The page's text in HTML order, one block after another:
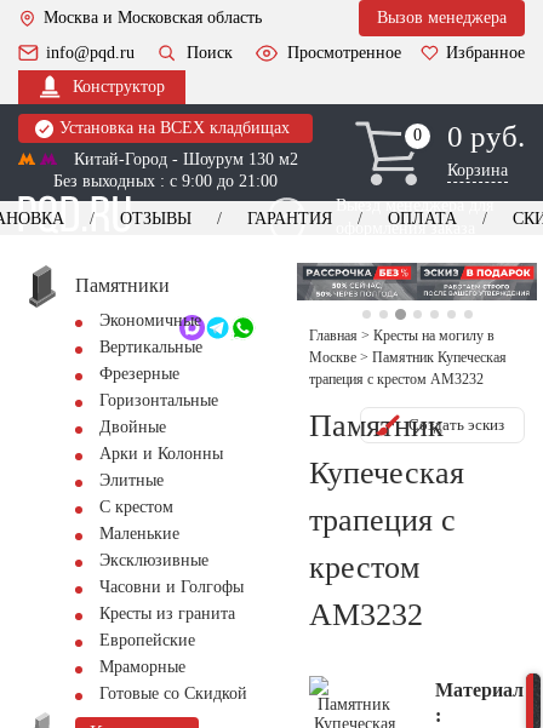
Москва и Московская область
Вызов менеджера
info@pqd.ru
Поиск Просмотренное
Избранное
Конструктор
Установка на ВСЕХ кладбищах
Китай-Город - Шоурум 130 м2
Без выходных : с 9:00 до 21:00
0
0 0 руб.
Корзина
Выезд менеджера для
оформления заказа
+7 (495) 518-44-23
Обратный звонок
ОТЗЫВЫ ГАРАНТИЯ ОПЛАТА
Памятники
Экономичные
Вертикальные
Фрезерные
Горизонтальные
Двойные
Арки и Колонны
Элитные
С крестом
Маленькие
Эксклюзивные
Часовни и Голгофы
Кресты из гранита
Европейские
Мраморные
Готовые со Скидкой
Главная > Кресты на могилу в
Москве > Памятник Купеческая
трапеция с крестом AM3232
Памятник
Купеческая
трапеция с
крестом
AM3232
Создать эскиз
Материал
: